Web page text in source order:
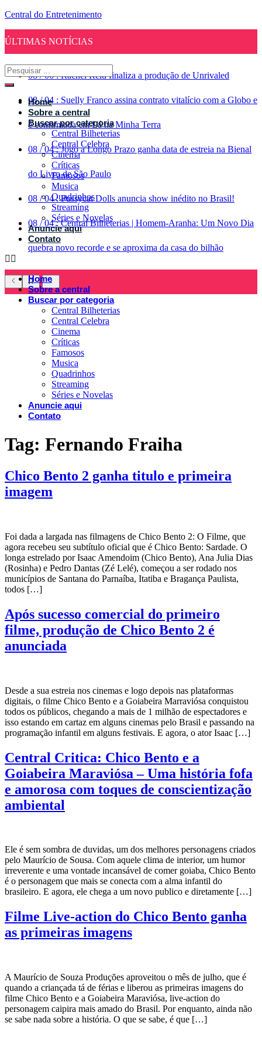
Central do Entretenimento
ÚLTIMAS NOTÍCIAS
08 / 06 : Rachel Reid finaliza a produção de Unrivaled
08 / 04 : Suelly Franco assina contrato vitalício com a Globo e
é confirmada em Lá na Minha Terra
08 / 04 : Jogo a Longo Prazo ganha data de estreia na Bienal
do Livro de São Paulo
08 / 04 : Pussycat Dolls anuncia show inédito no Brasil!
08 / 04 : Central Bilheterias | Homem-Aranha: Um Novo Dia
quebra novo recorde e se aproxima da casa do bilhão
Home
Sobre a central
Buscar por categoria
Central Bilheterias
Central Celebra
Cinema
Críticas
Famosos
Musica
Quadrinhos
Streaming
Séries e Novelas
Anuncie aqui
Contato
Home
Sobre a central
Buscar por categoria
Central Bilheterias
Central Celebra
Cinema
Críticas
Famosos
Musica
Quadrinhos
Streaming
Séries e Novelas
Anuncie aqui
Contato
Tag: Fernando Fraiha
Chico Bento 2 ganha titulo e primeira
imagem
Foi dada a largada nas filmagens de Chico Bento 2: O Filme, que
agora recebeu seu subtítulo oficial que é Chico Bento: Sardade. O
longa estrelado por Isaac Amendoim (Chico Bento), Ana Julia Dias
(Rosinha) e Pedro Dantas (Zé Lelé), começou a ser rodado nos
municípios de Santana do Parnaíba, Itatiba e Bragança Paulista,
todos […]
Após sucesso comercial do primeiro
filme, produção de Chico Bento 2 é
anunciada
Desde a sua estreia nos cinemas e logo depois nas plataformas
digitais, o filme Chico Bento e a Goiabeira Marraviósa conquistou
todos os públicos, chegando a mais de 1 milhão de espectadores e
isso estando em cartaz em alguns cinemas pelo Brasil e passando na
programação infantil em alguns festivais. E agora, o ator Isaac […]
Central Critica: Chico Bento e a
Goiabeira Maraviósa – Uma história fofa
e amorosa com toques de conscientização
ambiental
Ele é sem sombra de duvidas, um dos melhores personagens criados
pelo Maurício de Sousa. Com aquele clima de interior, um humor
irreverente e uma vontade incansável de comer goiaba, Chico Bento
é o personagem que mais se conecta com a alma infantil do
brasileiro. E agora, ele chega a um novo publico e diretamente […]
Filme Live-action do Chico Bento ganha
as primeiras imagens
A Maurício de Souza Produções aproveitou o mês de julho, que é
quando a criançada tá de férias e liberou as primeiras imagens do
filme Chico Bento e a Goiabeira Maraviósa, live-action do
personagem caipira mais amado do Brasil. Por enquanto, ainda não
se sabe nada sobre a história. O que se sabe, é que […]